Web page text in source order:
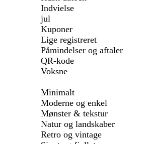
Indvielse
jul
Kuponer
Lige registreret
Påmindelser og aftaler
QR-kode
Voksne
Minimalt
Moderne og enkel
Mønster & tekstur
Natur og landskaber
Retro og vintage